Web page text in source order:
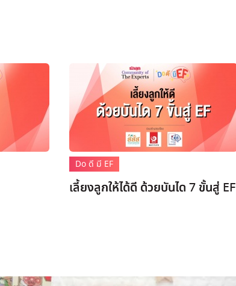
Do ดี มี EF
เลี้ยงลูกให้ได้ดี ด้วยบันได 7 ขั้นสู่ EF